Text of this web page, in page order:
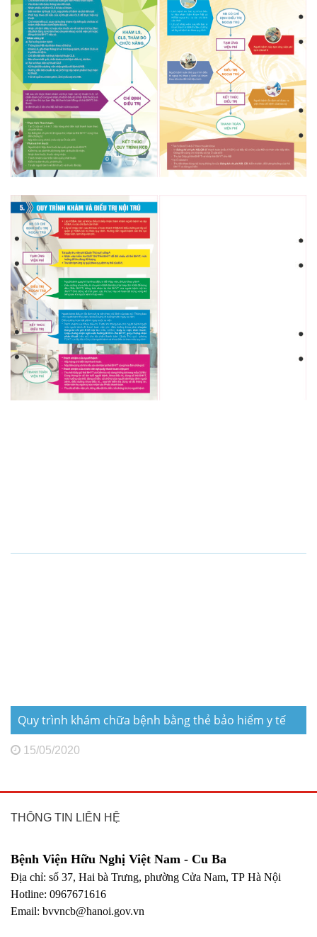
Quy trình khám chữa bệnh bằng thẻ bảo hiểm y tế
15/05/2020
THÔNG TIN LIÊN HỆ
Bệnh Viện Hữu Nghị Việt Nam - Cu Ba
Địa chỉ: số 37, Hai bà Trưng, phường Cửa Nam, TP Hà Nội
Hotline: 0967671616
Email: bvvncb@hanoi.gov.vn